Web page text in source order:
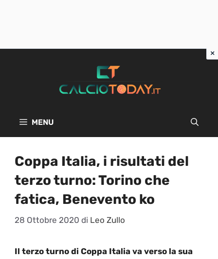
MENU
Coppa Italia, i risultati del
terzo turno: Torino che
fatica, Benevento ko
28 Ottobre 2020 di Leo Zullo
Il terzo turno di Coppa Italia va verso la sua